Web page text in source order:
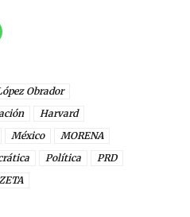
Obrador
Harvard
México
MORENA
Política
PRD
ZETA